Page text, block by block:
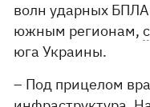
волн ударных
южным регионам,
юга Украины.
– Под прицелом